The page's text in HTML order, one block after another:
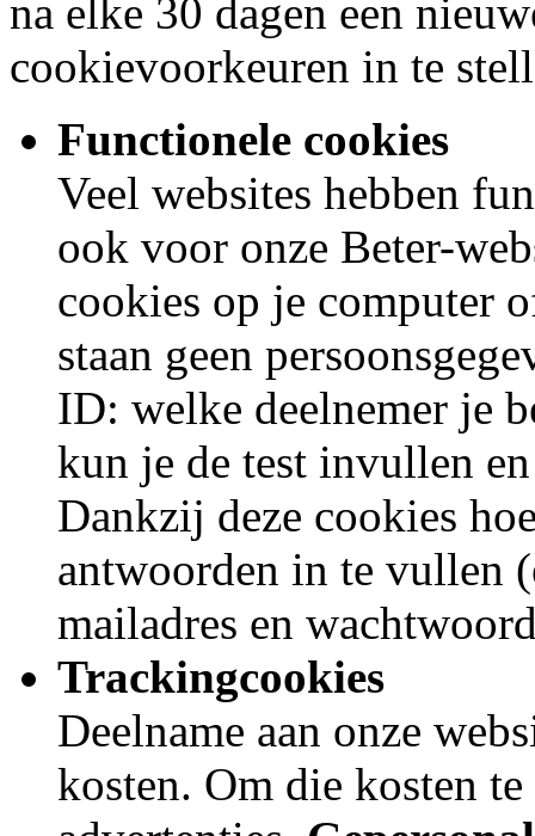
na elke 30 dagen een
cookievoorkeuren in te
Functionele cookies
Veel websites hebben
ook voor onze Beter-
cookies op je computer
staan geen
ID: welke deelnemer je
kun je de test invullen
Dankzij deze cookies
antwoorden in te vullen
mailadres en
Trackingcookies
Deelname aan onze
kosten. Om die kosten